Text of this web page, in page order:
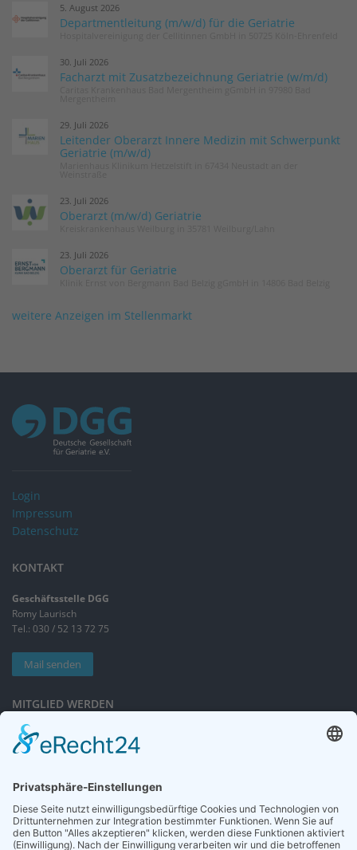
5. August 2026
Departmentleitung (m/w/d) für die Geriatrie
30. Juli 2026
Facharzt mit Zusatzbezeichnung Geriatrie (w/m/d)
29. Juli 2026
Leitender Oberarzt Innere Medizin mit Schwerpunkt
Geriatrie (m/w/d)
23. Juli 2026
Oberarzt (m/w/d) Geriatrie
23. Juli 2026
Oberarzt für Geriatrie
weitere Anzeigen im Stellenmarkt
Login
Impressum
Datenschutz
KONTAKT
Geschäftsstelle DGG
Romy Laurisch
Tel.: 030 / 52 13 72 75
Mail senden
MITGLIED WERDEN
Sieben gute Gründe
für Ihre Mitgliedschaft
NEWSLETTER